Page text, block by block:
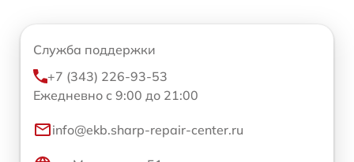
Служба поддержки
+7 (343) 226-93-53
Ежедневно с 9:00 до 21:00
info@ekb.sharp-repair-center.ru